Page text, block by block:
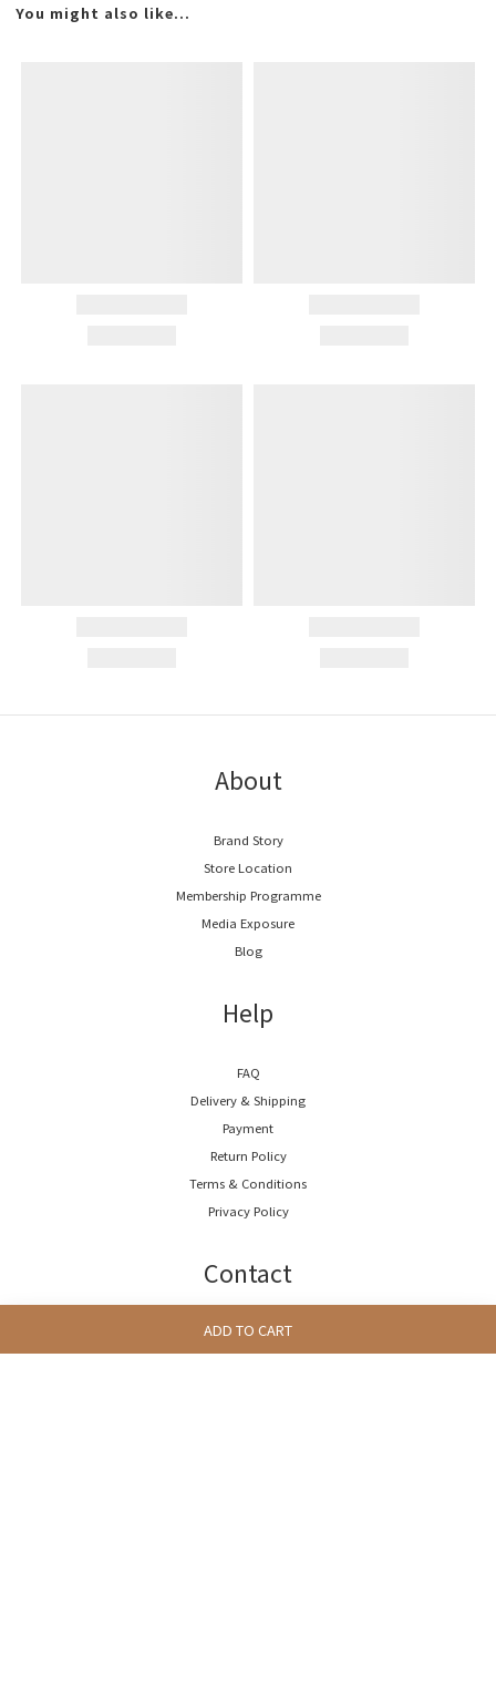
ADD TO CART
You might also like...
About
Brand Story
Store Location
Membership Programme
Media Exposure
Blog
Help
FAQ
Delivery & Shipping
Payment
Return Policy
Terms & Conditions
Privacy Policy
Contact
Phone / (852)5222 7654